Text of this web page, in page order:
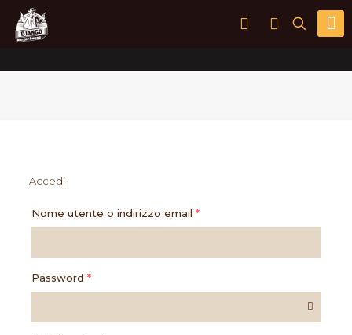
Accedi
Nome utente o indirizzo email *
Password *